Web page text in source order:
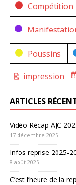
Compétition
Poussins
Vue
impression
ARTICLES
Vidéo Récap AJC
17 décembre 2025
Infos reprise 2025-
8 août 2025
C’est l’heure de la